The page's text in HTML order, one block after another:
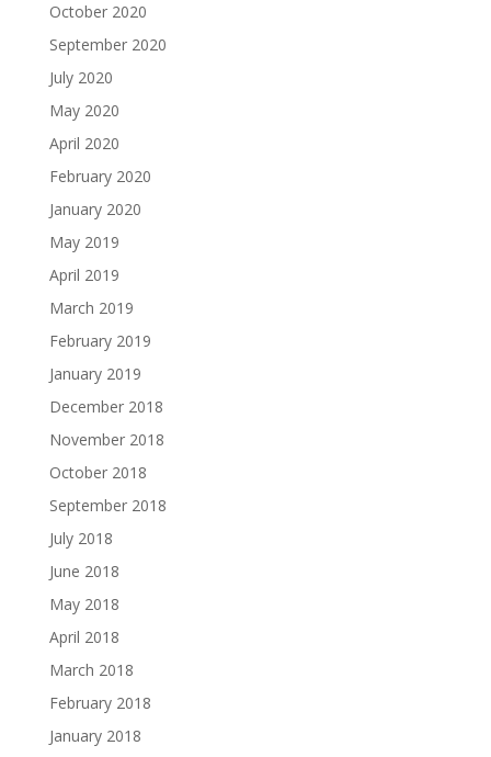
October 2020
September 2020
July 2020
May 2020
April 2020
February 2020
January 2020
May 2019
April 2019
March 2019
February 2019
January 2019
December 2018
November 2018
October 2018
September 2018
July 2018
June 2018
May 2018
April 2018
March 2018
February 2018
January 2018